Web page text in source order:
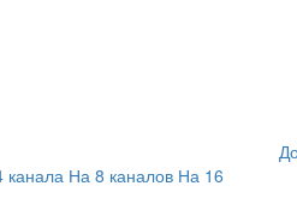
канала На 8 каналов На 16